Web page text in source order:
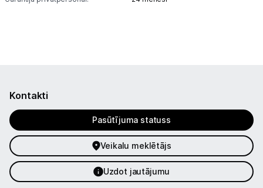
Kontakti
Pasūtījuma statuss
Veikalu meklētājs
Uzdot jautājumu